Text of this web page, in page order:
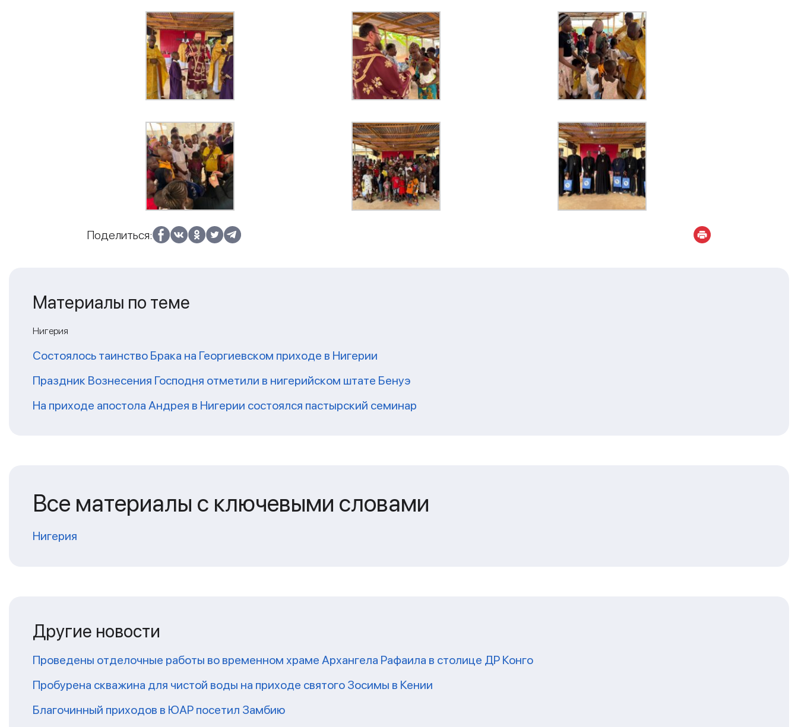
Поделиться:
Материалы по теме
Нигерия
Состоялось таинство Брака на Георгиевском приходе в Нигерии
Праздник Вознесения Господня отметили в нигерийском штате Бенуэ
На приходе апостола Андрея в Нигерии состоялся пастырский семинар
Все материалы с ключевыми словами
Нигерия
Другие новости
Проведены отделочные работы во временном храме Архангела Рафаила в столице ДР Конго
Пробурена скважина для чистой воды на приходе святого Зосимы в Кении
Благочинный приходов в ЮАР посетил Замбию